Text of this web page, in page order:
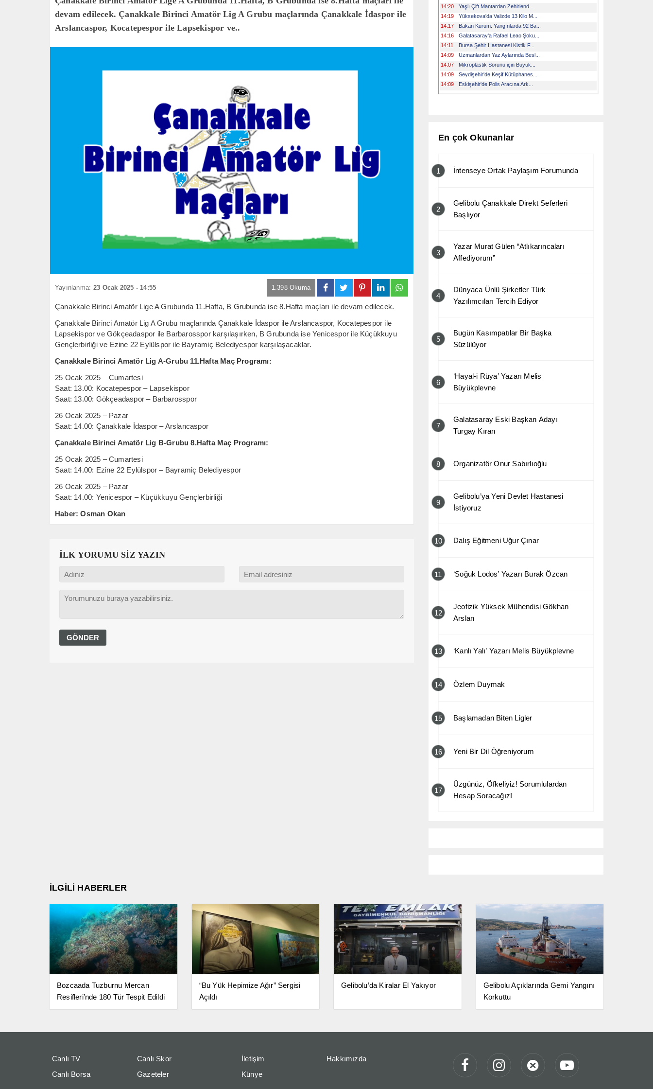
devam edilecek. Çanakkale Birinci Amatör Lig A Grubu maçlarında Çanakkale İdaspor ile
Arslancaspor, Kocatepespor ile Lapsekispor ve..
Yayınlanma: 23 Ocak 2025 - 14:55 1.398 Okuma
Çanakkale Birinci Amatör Lige A Grubunda 11.Hafta, B Grubunda ise 8.Hafta maçları ile devam edilecek.
Çanakkale Birinci Amatör Lig A Grubu maçlarında Çanakkale İdaspor ile Arslancaspor, Kocatepespor ile
Lapsekispor ve Gökçeadaspor ile Barbarosspor karşılaşırken, B Grubunda ise Yenicespor ile Küçükkuyu
Gençlerbirliği ve Ezine 22 Eylülspor ile Bayramiç Belediyespor karşılaşacaklar.
Çanakkale Birinci Amatör Lig A-Grubu 11.Hafta Maç Programı:
25 Ocak 2025 – Cumartesi
Saat: 13.00: Kocatepespor – Lapsekispor
Saat: 13.00: Gökçeadaspor – Barbarosspor
26 Ocak 2025 – Pazar
Saat: 14.00: Çanakkale İdaspor – Arslancaspor
Çanakkale Birinci Amatör Lig B-Grubu 8.Hafta Maç Programı:
25 Ocak 2025 – Cumartesi
Saat: 14.00: Ezine 22 Eylülspor – Bayramiç Belediyespor
26 Ocak 2025 – Pazar
Saat: 14.00: Yenicespor – Küçükkuyu Gençlerbirliği
Haber: Osman Okan
İLK YORUMU SİZ YAZIN
En çok Okunanlar
1 İntenseye Ortak Paylaşım Forumunda
2
Gelibolu Çanakkale Direkt Seferleri
Başlıyor
3
Yazar Murat Gülen “Atlıkarıncaları
Affediyorum”
4
Dünyaca Ünlü Şirketler Türk
Yazılımcıları Tercih Ediyor
5
Bugün Kasımpatılar Bir Başka
Süzülüyor
6
‘Hayal-i Rüya’ Yazarı Melis
Büyükplevne
7
Galatasaray Eski Başkan Adayı
Turgay Kıran
8 Organizatör Onur Sabırlıoğlu
9
Gelibolu’ya Yeni Devlet Hastanesi
İstiyoruz
10 Dalış Eğitmeni Uğur Çınar
11 ‘Soğuk Lodos’ Yazarı Burak Özcan
12
Jeofizik Yüksek Mühendisi Gökhan
Arslan
13 ‘Kanlı Yalı’ Yazarı Melis Büyükplevne
14 Özlem Duymak
15 Başlamadan Biten Ligler
16 Yeni Bir Dil Öğreniyorum
17
Üzgünüz, Öfkeliyiz! Sorumlulardan
Hesap Soracağız!
İLGİLİ HABERLER
Bozcaada Tuzburnu Mercan
Resifleri’nde 180 Tür Tespit Edildi
“Bu Yük Hepimize Ağır” Sergisi
Açıldı
Gelibolu’da Kiralar El Yakıyor
Gelibolu Açıklarında Gemi Yangını
Korkuttu
Canlı TV
Canlı Skor
Canlı Borsa
Gazeteler
İletişim
Hakkımızda
Künye